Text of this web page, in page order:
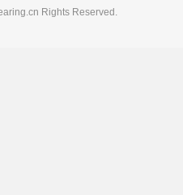
Rights Reserved.